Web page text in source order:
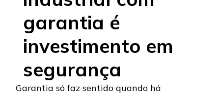
garantia é
investimento em
segurança
Garantia só faz sentido quando há